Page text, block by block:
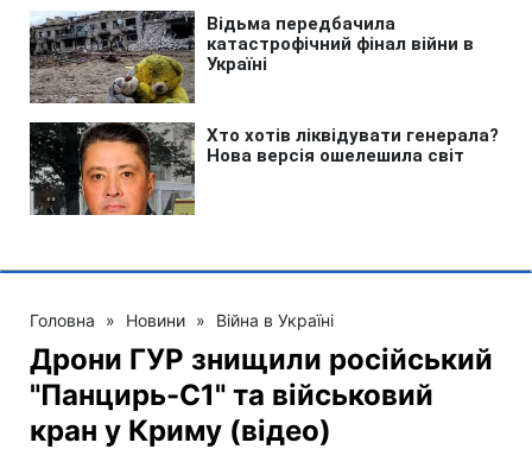
Головна » Новини » Війна в Україні
Дрони ГУР знищили російський
"Панцирь-С1" та військовий
кран у Криму (відео)